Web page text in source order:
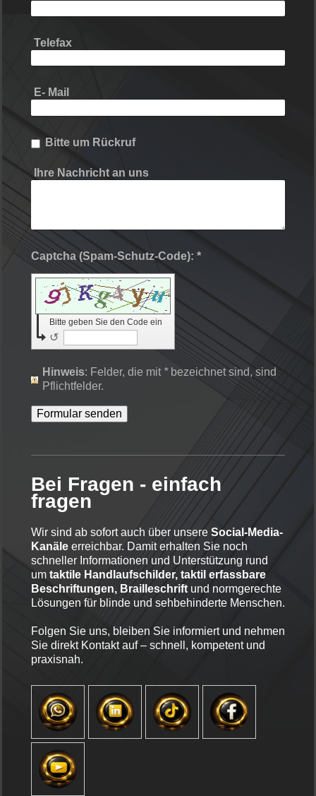
Telefax
E- Mail
Bitte um Rückruf
Ihre Nachricht an uns
Captcha (Spam-Schutz-Code): *
Bitte geben Sie den Code ein
↺
Hinweis : Felder, die mit *bezeichnet sind, sind
Pflichtfelder.
Bei Fragen - einfach
fragen
Wir sind ab sofort auch über unsere Social-Media-
Kanäle erreichbar. Damit erhalten Sie noch
schneller Informationen und Unterstützung rund
um taktile Handlaufschilder, taktil erfassbare
Beschriftungen, Brailleschrift und normgerechte
Lösungen für blinde und sehbehinderte Menschen.
Folgen Sie uns, bleiben Sie informiert und nehmen
Sie direkt Kontakt auf – schnell, kompetent und
praxisnah.